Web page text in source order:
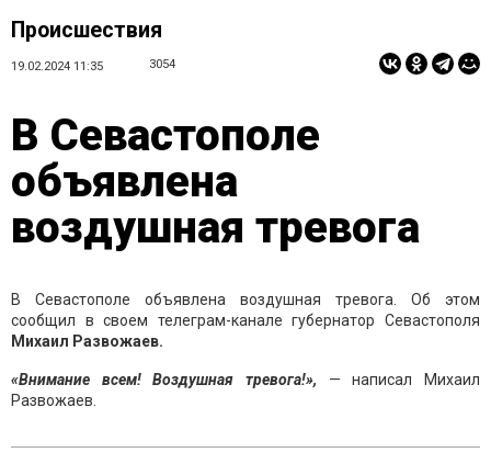
Происшествия
19.02.2024 11:35 3054
В Севастополе
объявлена
воздушная тревога
В Севастополе объявлена воздушная тревога. Об этом
сообщил в своем телеграм-канале губернатор Севастополя
Михаил Развожаев.
«Внимание всем! Воздушная тревога!», — написал Михаил
Развожаев.